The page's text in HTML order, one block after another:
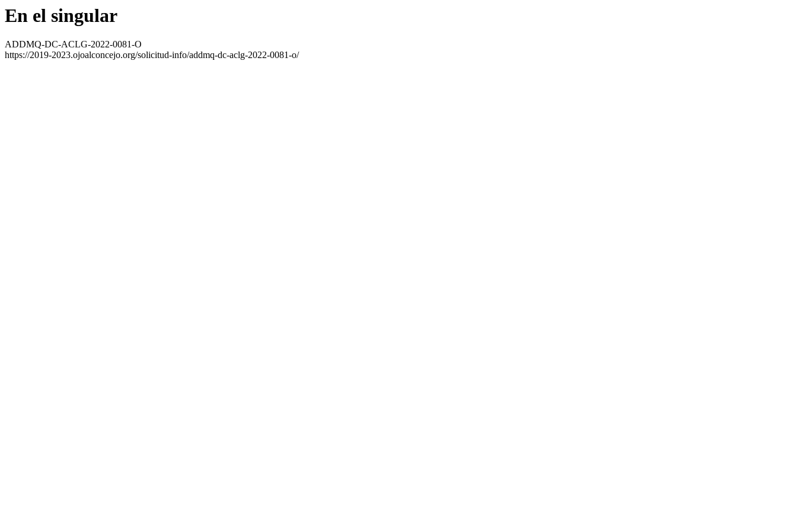
En el singular
ADDMQ-DC-ACLG-2022-0081-O
https://2019-2023.ojoalconcejo.org/solicitud-info/addmq-dc-aclg-2022-0081-o/